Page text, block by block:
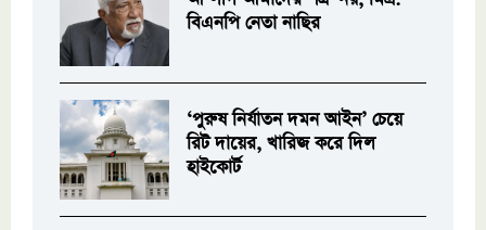
বিএনপি নেতা নাছির
‘পুরুষ নির্যাতন দমন আইন’ চেয়ে
রিট দায়ের, খারিজ করে দিল
হাইকোর্ট